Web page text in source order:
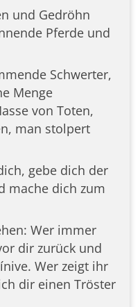
und Gedröhn
Pferde und
Schwerter,
Menge
von Toten,
man stolpert
gebe dich der
mache dich zum
Wer immer
dir zurück und
Wer zeigt ihr
dir einen Tröster